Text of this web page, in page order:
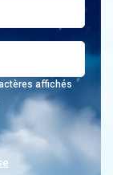
affichés